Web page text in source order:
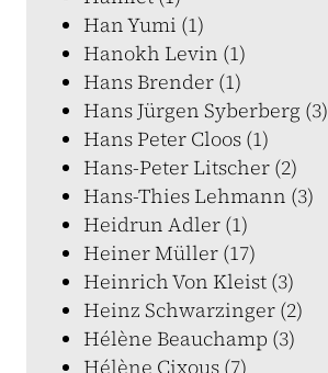
Han Yumi (1)
Hanokh Levin (1)
Hans Brender (1)
Hans Jürgen Syberberg (3)
Hans Peter Cloos (1)
Hans-Peter Litscher (2)
Hans-Thies Lehmann (3)
Heidrun Adler (1)
Heiner Müller (17)
Heinrich Von Kleist (3)
Heinz Schwarzinger (2)
Hélène Beauchamp (3)
Hélène Cixous (7)